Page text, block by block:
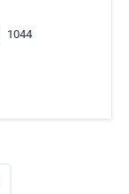
1044